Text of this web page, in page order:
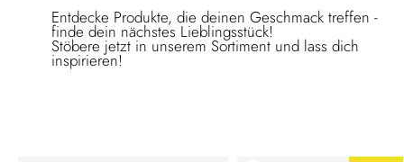
Entdecke Produkte, die deinen Geschmack treffen -
finde dein nächstes Lieblingsstück!
Stöbere jetzt in unserem Sortiment und lass dich
inspirieren!